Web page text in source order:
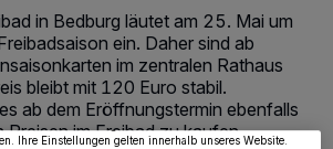
in Bedburg läutet am 25. Mai um
ein. Daher sind ab
im zentralen Rathaus
bleibt mit 120 Euro stabil.
ab dem Eröffnungstermin ebenfalls
Preisen im Freibad zu kaufen.
speichern und greifen auf personenbezogene Daten
Kennungen auf Ihrem Gerät zu. Durch Auswahl
Technologien für die unter „Wir und unsere
um Ihnen Dienste bereitzustellen“ aufgeführten
sind, sind manche Inhalte und Anzeigen
so relevant für Sie. Sie können dieses Menü jederzeit
Einstellungen zu ändern oder Ihre Einwilligung zu
den Link Einstellungen oder Ablehnen am unteren
Ihre Einstellungen gelten innerhalb unseres Website.